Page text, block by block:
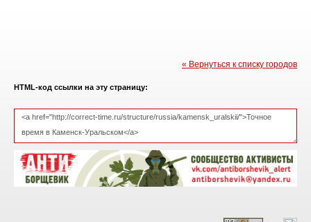
« Вернуться к списку городов
HTML-код ссылки на эту страницу: